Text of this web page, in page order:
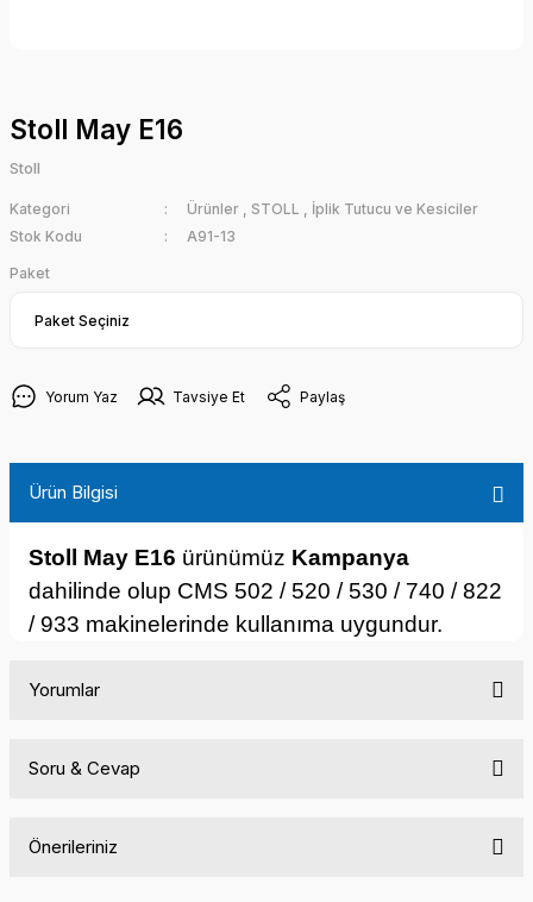
Stoll May E16
Stoll
Kategori Ürünler , STOLL , İplik Tutucu ve Kesiciler
Stok Kodu
A91-13
Paket
Yorum Yaz Tavsiye Et Paylaş
Ürün Bilgisi
Stoll May E16 ürünümüz Kampanya
dahilinde olup CMS 502 / 520 / 530 / 740 / 822
/ 933 makinelerinde kullanıma uygundur.
Yorumlar
Soru & Cevap
Önerileriniz